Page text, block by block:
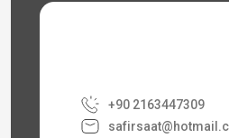
+90 2163447309